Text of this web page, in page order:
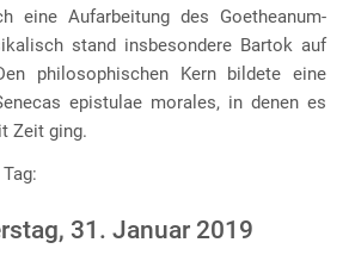
eine Aufarbeitung des Goetheanum-
stand insbesondere Bartok auf
philosophischen Kern bildete eine
epistulae morales, in denen es
Zeit ging.
31. Januar 2019